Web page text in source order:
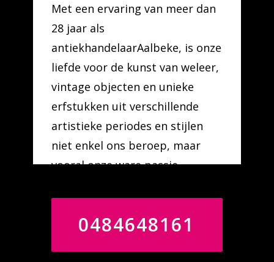
Met een ervaring van meer dan
28 jaar als
antiekhandelaarAalbeke, is onze
liefde voor de kunst van weleer,
vintage objecten en unieke
erfstukken uit verschillende
artistieke periodes en stijlen
niet enkel ons beroep, maar
vooral onze ware passie.
0484648161